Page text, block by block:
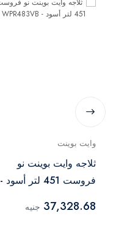
وايت بوينت
ثلاجه وايت بوينت نو
فروست 451 لتر أسود -
37,328.68 جنيه